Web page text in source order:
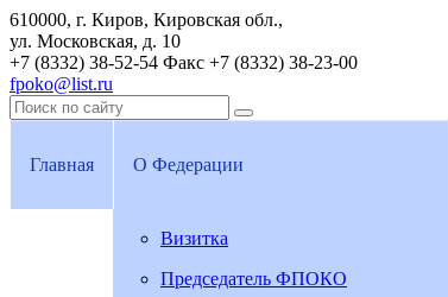
610000, г. Киров, Кировская обл.,
ул. Московская, д. 10
+7 (8332) 38-52-54 Факс +7 (8332) 38-23-00
fpoko@list.ru
Главная О Федерации
Визитка
Председатель ФПОКО